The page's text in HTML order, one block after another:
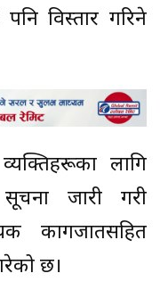
पनि विस्तार गरिने
लागि
जारी गरी
कागजातसहित
छ।